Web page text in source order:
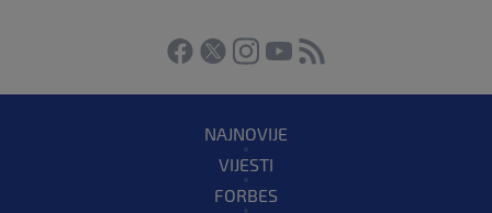
NAJNOVIJE
VIJESTI
FORBES